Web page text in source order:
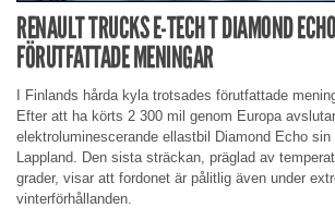
RENAULT TRUCKS E-TECH T DIAMOND
FÖRUTFATTADE MENINGAR
I Finlands hårda kyla trotsades förutfattade
Efter att ha körts 2 300 mil genom Europa
elektroluminescerande ellastbil Diamond Echo
Lappland. Den sista sträckan, präglad av
grader, visar att fordonet är pålitlig även under
vinterförhållanden.